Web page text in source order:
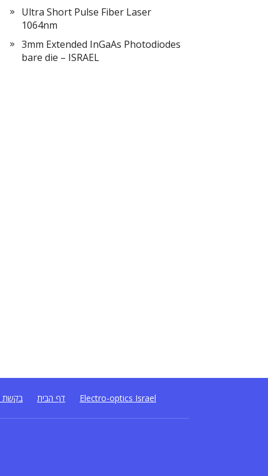
Ultra Short Pulse Fiber Laser
1064nm
3mm Extended InGaAs Photodiodes
bare die – ISRAEL
בקשת דף הבית Electro-optics Israel